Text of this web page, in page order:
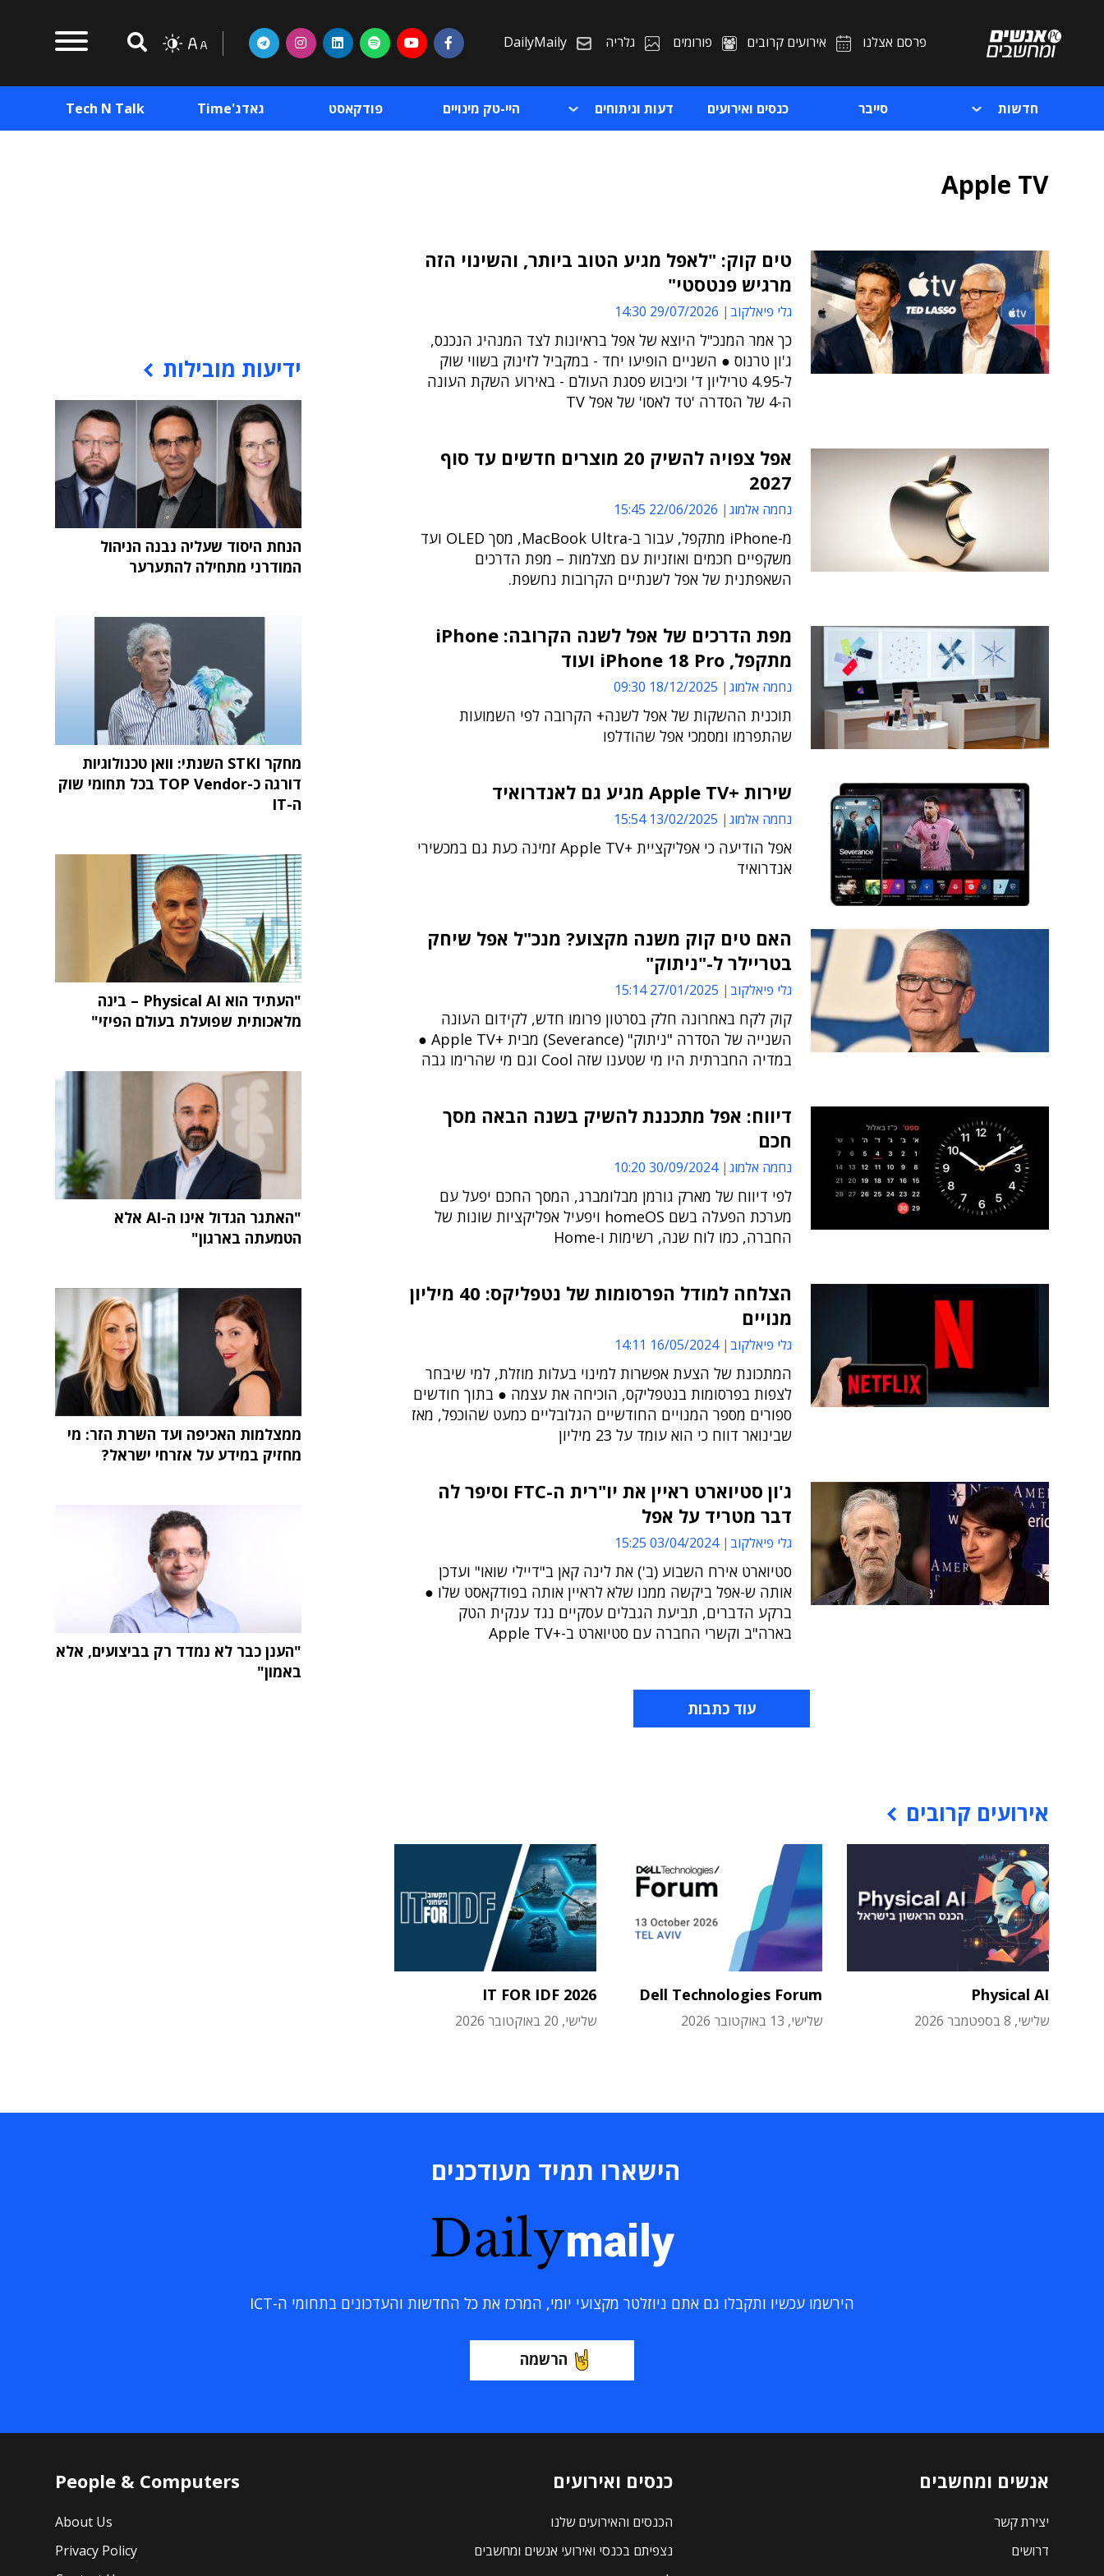
פרסם אצלנו אירועים קרובים פורומים גלריה DailyMaily
חדשות סייבר כנסים ואירועים דעות וניתוחים היי-טק מינויים פודקאסט גאדג'Time Tech N Talk
Apple TV
טים קוק: "לאפל מגיע הטוב ביותר, והשינוי הזה
מרגיש פנטסטי"
גלי פיאלקוב 29/07/2026 14:30
כך אמר המנכ"ל היוצא של אפל בראיונות לצד המנהיג הנכנס,
ג'ון טרנוס ● השניים הופיעו יחד - במקביל לזינוק בשווי שוק
ל-4.95 טריליון ד' וכיבוש פסגת העולם - באירוע השקת העונה
ה-4 של הסדרה 'טד לאסו' של אפל TV
אפל צפויה להשיק 20 מוצרים חדשים עד סוף
2027
נחמה אלמוג 22/06/2026 15:45
מ-iPhone מתקפל, עבור ב-MacBook Ultra, מסך OLED ועד
משקפיים חכמים ואוזניות עם מצלמות – מפת הדרכים
השאפתנית של אפל לשנתיים הקרובות נחשפת.
מפת הדרכים של אפל לשנה הקרובה: iPhone
מתקפל, iPhone 18 Pro ועוד
נחמה אלמוג 18/12/2025 09:30
תוכנית ההשקות של אפל לשנה+ הקרובה לפי השמועות
שהתפרמו ומסמכי אפל שהודלפו
שירות +Apple TV מגיע גם לאנדרואיד
נחמה אלמוג 13/02/2025 15:54
אפל הודיעה כי אפליקציית +Apple TV זמינה כעת גם במכשירי
אנדרואיד
האם טים קוק משנה מקצוע? מנכ"ל אפל שיחק
בטריילר ל-"ניתוק"
גלי פיאלקוב 27/01/2025 15:14
קוק לקח באחרונה חלק בסרטון פרומו חדש, לקידום העונה
השנייה של הסדרה "ניתוק" (Severance) מבית +Apple TV ●
במדיה החברתית היו מי שטענו שזה Cool וגם מי שהרימו גבה
דיווח: אפל מתכננת להשיק בשנה הבאה מסך
חכם
נחמה אלמוג 30/09/2024 10:20
לפי דיווח של מארק גורמן מבלומברג, המסך החכם יפעל עם
מערכת הפעלה בשם homeOS ויפעיל אפליקציות שונות של
החברה, כמו לוח שנה, רשימות ו-Home
הצלחה למודל הפרסומות של נטפליקס: 40 מיליון
מנויים
גלי פיאלקוב 16/05/2024 14:11
המתכונת של הצעת אפשרות למינוי בעלות מוזלת, למי שיבחר
לצפות בפרסומות בנטפליקס, הוכיחה את עצמה ● בתוך חודשים
ספורים מספר המנויים החודשיים הגלובליים כמעט שהוכפל, מאז
שבינואר דווח כי הוא עומד על 23 מיליון
ג'ון סטיוארט ראיין את יו"רית ה-FTC וסיפר לה
דבר מטריד על אפל
גלי פיאלקוב 03/04/2024 15:25
סטיוארט אירח השבוע (ב') את לינה קאן ב"דיילי שואו" ועדכן
אותה ש-אפל ביקשה ממנו שלא לראיין אותה בפודקאסט שלו ●
ברקע הדברים, תביעת הגבלים עסקיים נגד ענקית הטק
בארה"ב וקשרי החברה עם סטיוארט ב-+Apple TV
עוד כתבות
אירועים קרובים
Physical AI
שלישי, 8 בספטמבר 2026
Dell Technologies Forum
שלישי, 13 באוקטובר 2026
IT FOR IDF 2026
שלישי, 20 באוקטובר 2026
ידיעות מובילות
הנחת היסוד שעליה נבנה הניהול
המודרני מתחילה להתערער
מחקר STKI השנתי: וואן טכנולוגיות
דורגה כ-TOP Vendor בכל תחומי שוק
ה-IT
"העתיד הוא Physical AI – בינה
מלאכותית שפועלת בעולם הפיזי"
"האתגר הגדול אינו ה-AI אלא
הטמעתה בארגון"
ממצלמות האכיפה ועד השרת הזר: מי
מחזיק במידע על אזרחי ישראל?
"הענן כבר לא נמדד רק בביצועים, אלא
באמון"
הישארו תמיד מעודכנים
Dailymaily
הירשמו עכשיו ותקבלו גם אתם ניוזלטר מקצועי יומי, המרכז את כל החדשות והעדכונים בתחומי ה-ICT
הרשמה
אנשים ומחשבים
יצירת קשר
דרושים
כנסים ואירועים
הכנסים והאירועים שלנו
נצפיתם בכנסי ואירועי אנשים ומחשבים
People & Computers
About Us
Privacy Policy